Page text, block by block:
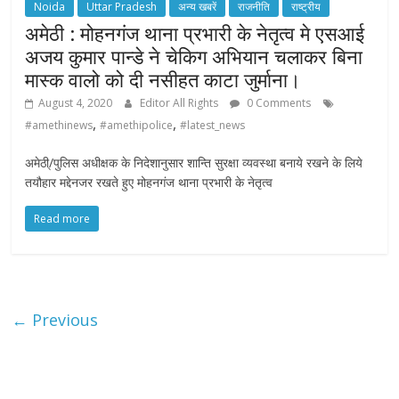
Noida
Uttar Pradesh अन्य खबरें राजनीति राष्ट्रीय
अमेठी : मोहनगंज थाना प्रभारी के नेतृत्व मे एसआई
अजय कुमार पान्डे ने चेकिग अभियान चलाकर बिना
मास्क वालो को दी नसीहत काटा जुर्माना।
August 4, 2020 Editor All Rights
0 Comments
#amethinews,#amethipolice,#latest_news
अमेठी्/पुलिस अधीक्षक के निदेशानुसार शान्ति सुरक्षा व्यवस्था बनाये रखने के लिये
तयौहार मद्देनजर रखते हुए मोहनगंज थाना प्रभारी के नेतृत्व
Read more
← Previous